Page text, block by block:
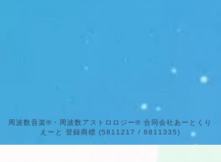
周波数音楽®・周波数アストロロジー® 合同会社あーとくり
えーと 登録商標 (5811217 / 6811335)